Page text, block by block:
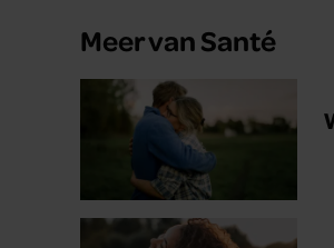
Meer van Santé